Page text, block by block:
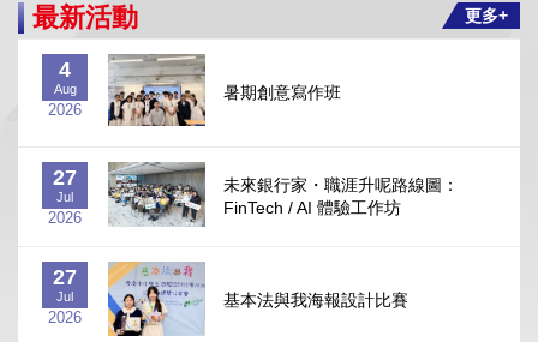
本校學生透過「學校推薦直接錄取計劃」獲香港浸
會大學直接取錄
2026-8-4
暑期創意寫作班
最新活動
4
Aug
2026
暑期創意寫作班
27
Jul
2026
未來銀行家・職涯升呢路線圖：
FinTech / AI 體驗工作坊
27
Jul
2026
基本法與我海報設計比賽
更多+